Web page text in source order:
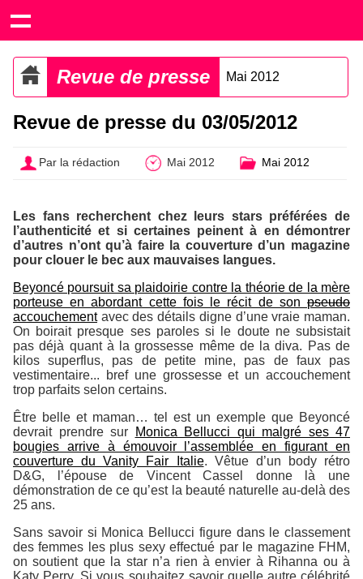
Revue de presse Mai 2012
Revue de presse du 03/05/2012
Par la rédaction Mai 2012 Mai 2012
Les fans recherchent chez leurs stars préférées de
l’authenticité et si certaines peinent à en démontrer
d’autres n’ont qu’à faire la couverture d’un magazine
pour clouer le bec aux mauvaises langues.
Beyoncé poursuit sa plaidoirie contre la théorie de la mère
porteuse en abordant cette fois le récit de son pseudo
accouchementavec des détails digne d’une vraie maman.
On boirait presque ses paroles si le doute ne subsistait
pas déjà quant à la grossesse même de la diva. Pas de
kilos superflus, pas de petite mine, pas de faux pas
vestimentaire... bref une grossesse et un accouchement
trop parfaits selon certains.
Être belle et maman… tel est un exemple que Beyoncé
devrait prendre sur
Monica Bellucci qui malgré ses 47
bougies arrive à émouvoir l’assemblée en figurant en
couverture du Vanity Fair Italie. Vêtue d’un body rétro
D&G, l’épouse de Vincent Cassel donne là une
démonstration de ce qu’est la beauté naturelle au-delà des
25 ans.
Sans savoir si Monica Bellucci figure dans le classement
des femmes les plus sexy effectué par le magazine FHM,
on soutient que la star n’a rien à envier à Rihanna ou à